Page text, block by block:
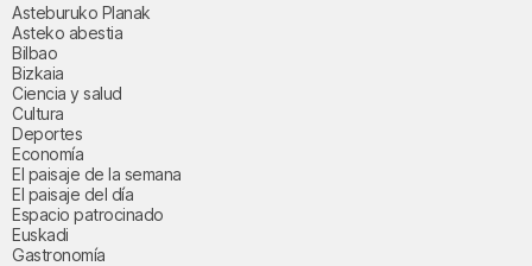
Asteburuko Planak
Asteko abestia
Bilbao
Bizkaia
Ciencia y salud
Cultura
Deportes
Economía
El paisaje de la semana
El paisaje del día
Espacio patrocinado
Euskadi
Gastronomía